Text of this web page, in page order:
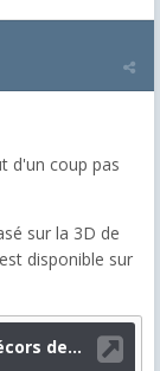
d'un coup pas
sur la 3D de
disponible sur